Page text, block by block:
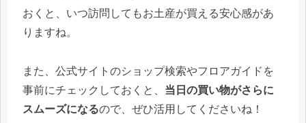
おくと、いつ訪問してもお土産が買える安心感があ
りますね。
また、公式サイトのショップ検索やフロアガイドを
事前にチェックしておくと、 当日の買い物がさらに
スムーズになるので、ぜひ活用してくださいね！